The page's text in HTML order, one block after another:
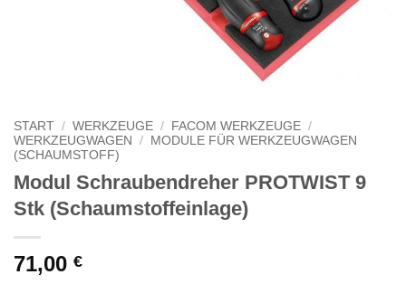
START / WERKZEUGE / FACOM WERKZEUGE /
WERKZEUGWAGEN
/
MODULE FÜR WERKZEUGWAGEN
(SCHAUMSTOFF)
Modul Schraubendreher PROTWIST 9
Stk (Schaumstoffeinlage)
71,00 €